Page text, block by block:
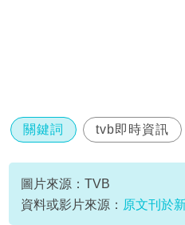
關鍵詞 tvb即時資訊
梁漢文
許雲妮
圖片來源：TVB
資料或影片來源： 原文刊於